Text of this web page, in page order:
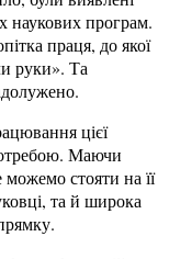
наукових програм.
праця, до якої
руки». Та
цієї
Маючи
стояти на її
та й широка